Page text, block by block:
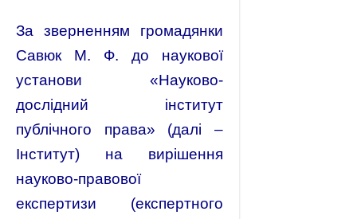
За зверненням громадянки
Савюк М. Ф. до наукової
установи «Науково-
дослідний інститут
публічного права» (далі –
Інститут) на вирішення
науково-правової
експертизи (експертного